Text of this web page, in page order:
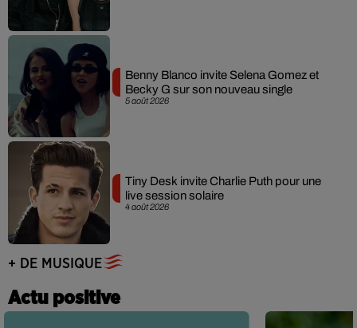
5 août 2026
Benny Blanco invite Selena Gomez et
Becky G sur son nouveau single
4 août 2026
Tiny Desk invite Charlie Puth pour une
live session solaire
+ DE MUSIQUE
Actu positive